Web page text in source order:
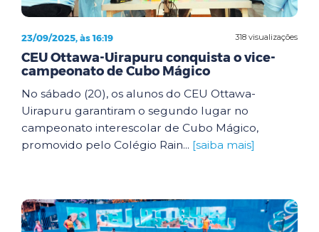
318 visualizações
23/09/2025, às 16:19
CEU Ottawa-Uirapuru conquista o vice-
campeonato de Cubo Mágico
No sábado (20), os alunos do CEU Ottawa-
Uirapuru garantiram o segundo lugar no
campeonato interescolar de Cubo Mágico,
promovido pelo Colégio Rain... [saiba mais]